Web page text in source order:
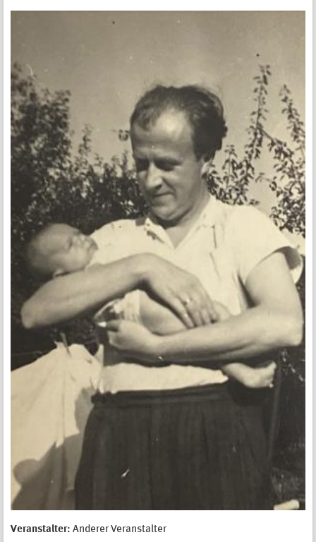
Veranstalter: Anderer Veranstalter